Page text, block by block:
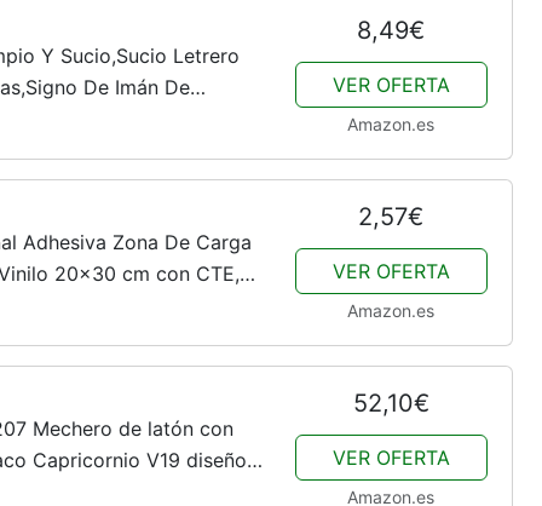
Y Sucio,Sucio Letrero
De Imán De
8,49€
VER OFERTA
Amazon.es
Adhesiva Zona De Carga
20x30 cm con CTE,
2,57€
VER OFERTA
Amazon.es
Mechero de latón con
Capricornio V19 diseño
52,10€
VER OFERTA
Amazon.es